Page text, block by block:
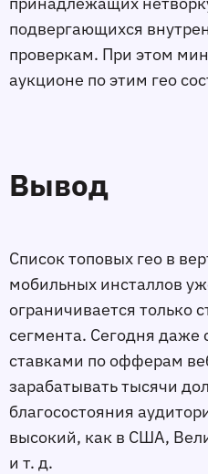
подвергающихся
проверкам. При этом
аукционе по этим гео
Вывод
Список топовых гео в
мобильных инсталлов
ограничивается только
сегмента. Сегодня
ставками по офферам
зарабатывать тысячи
благосостояния
высокий, как в США,
и т. д.